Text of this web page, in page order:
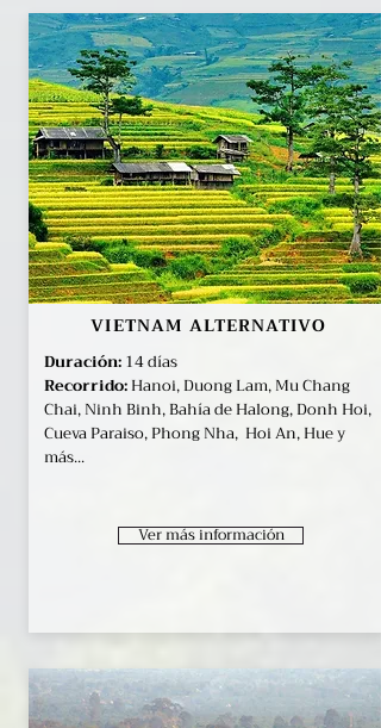
VIETNAM ALTERNATIVO
Duración:14 días
Recorrido:Hanoi, Duong Lam, Mu Chang
Chai, Ninh Binh, Bahía de Halong, Donh Hoi,
Cueva Paraiso, Phong Nha, Hoi An, Hue y
más...
Ver más información